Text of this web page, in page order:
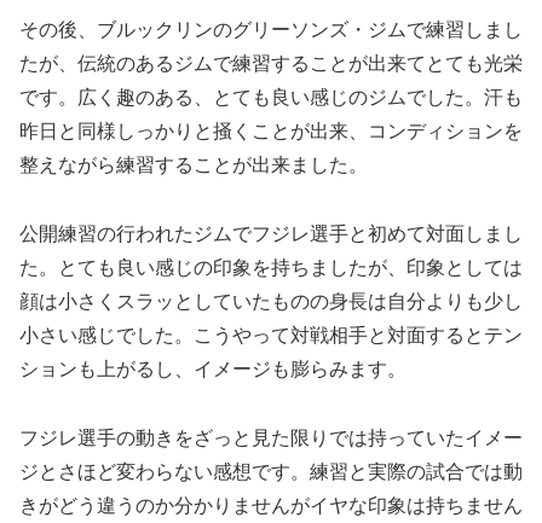
その後、ブルックリンのグリーソンズ・ジムで練習しまし
たが、伝統のあるジムで練習することが出来てとても光栄
です。広く趣のある、とても良い感じのジムでした。汗も
昨日と同様しっかりと掻くことが出来、コンディションを
整えながら練習することが出来ました。
公開練習の行われたジムでフジレ選手と初めて対面しまし
た。とても良い感じの印象を持ちましたが、印象としては
顔は小さくスラッとしていたものの身長は自分よりも少し
小さい感じでした。こうやって対戦相手と対面するとテン
ションも上がるし、イメージも膨らみます。
フジレ選手の動きをざっと見た限りでは持っていたイメー
ジとさほど変わらない感想です。練習と実際の試合では動
きがどう違うのか分かりませんがイヤな印象は持ちません